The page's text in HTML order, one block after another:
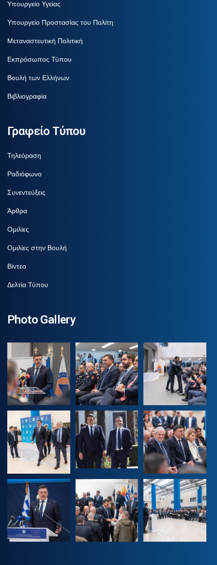
Υπουργείο Υγείας
Υπουργείο Προστασίας του Πολίτη
Μεταναστευτική Πολιτική
Εκπρόσωπος Τύπου
Βουλή των Ελλήνων
Βιβλιογραφία
Γραφείο Τύπου
Τηλεόραση
Ραδιόφωνο
Συνεντεύξεις
Άρθρα
Ομιλίες
Ομιλίες στην Βουλή
Βίντεο
Δελτία Τύπου
Photo Gallery